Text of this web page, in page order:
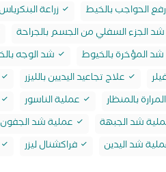
رفع الحواجب بالخيط زراعة البنكرياس
شد الجزء السفلي من الجسم بالجراحة
شد المؤخرة بالخيوط شد الوجه
علاج تجاعيد اليديين بالليزر
بالمنظار عملية الناسور
شد الجبهة عملية شد الجفون
شد اليدين فراكشنال ليزر